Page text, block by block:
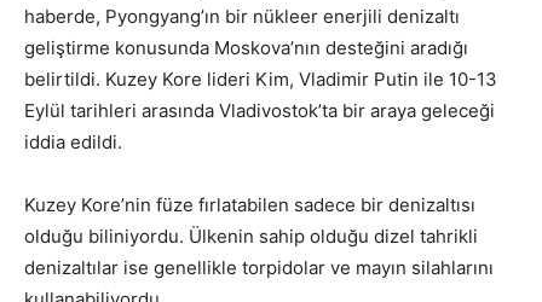
haberde, Pyongyang’ın bir nükleer enerjili denizaltı
geliştirme konusunda Moskova’nın desteğini aradığı
belirtildi. Kuzey Kore lideri Kim, Vladimir Putin ile 10-13
Eylül tarihleri ​​arasında Vladivostok’ta bir araya geleceği
iddia edildi.
Kuzey Kore’nin füze fırlatabilen sadece bir denizaltısı
olduğu biliniyordu. Ülkenin sahip olduğu dizel tahrikli
denizaltılar ise genellikle torpidolar ve mayın silahlarını